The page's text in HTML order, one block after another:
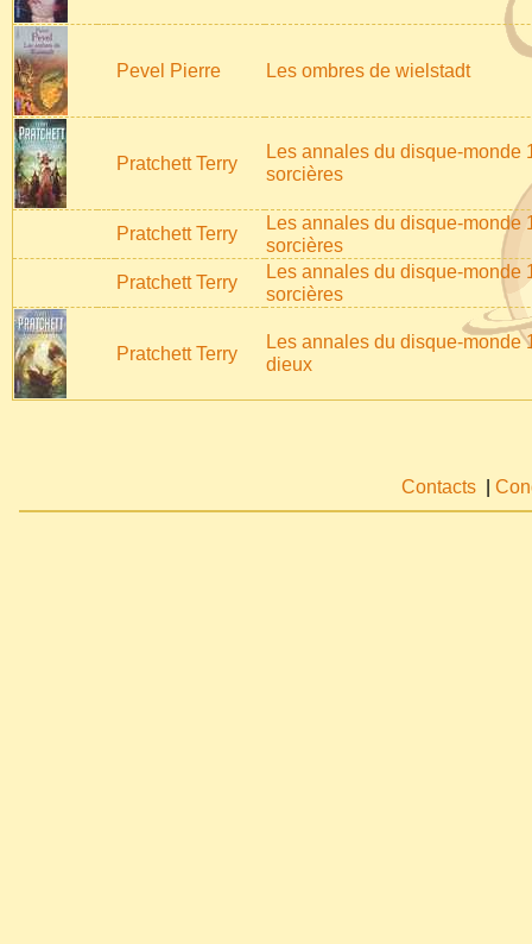
Pevel Pierre Les ombres de wielstadt
Pratchett Terry
Les annales du disque-monde
sorcières
Pratchett Terry
Les annales du disque-monde
sorcières
Pratchett Terry
Les annales du disque-monde
sorcières
Pratchett Terry
Les annales du disque-monde
dieux
Contacts |